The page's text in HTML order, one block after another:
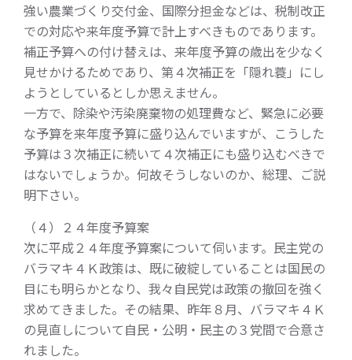
強い農業づくり交付金、国際分担金などは、税制改正
での対応や来年度予算で計上すべきものであります。
補正予算への付け替えは、来年度予算の歳出を少なく
見せかけるためであり、第４次補正を「隠れ蓑」にし
ようとしているとしか思えません。
一方で、除染や汚染廃棄物の処理費など、緊急に必要
な予算を来年度予算に盛り込んでいますが、こうした
予算は３次補正に続いて４次補正にも盛り込むべきで
はないでしょうか。何故そうしないのか、総理、ご説
明下さい。
（４）２４年度予算案
次に平成２４年度予算案について伺います。民主党の
バラマキ４Ｋ政策は、既に破綻していることは国民の
目にも明らかとなり、我々自民党は政策の撤回を強く
求めてきました。その結果、昨年８月、バラマキ４Ｋ
の見直しについて自民・公明・民主の３党間で合意さ
れました。